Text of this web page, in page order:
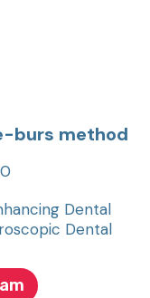
burs method
Dental
Dental